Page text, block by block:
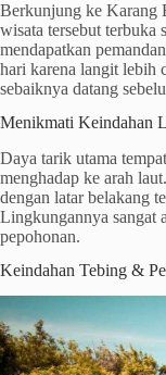
Berkunjung ke Karang
wisata tersebut terbuka
mendapatkan
hari karena langit lebih
sebaiknya datang
Menikmati Keindahan
Daya tarik utama
menghadap ke arah
dengan latar belakang
Lingkungannya sangat
pepohonan.
Keindahan Tebing &